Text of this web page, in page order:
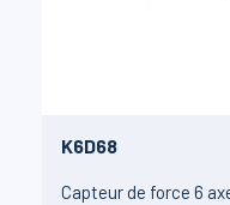
K6D68
Capteur de force 6